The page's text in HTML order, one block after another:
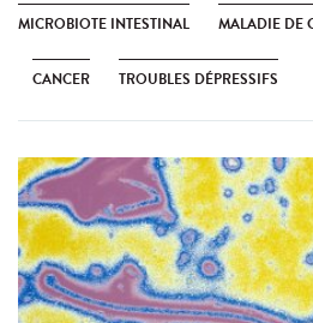
MICROBIOTE INTESTINAL MALADIE DE
CANCER TROUBLES DÉPRESSIFS